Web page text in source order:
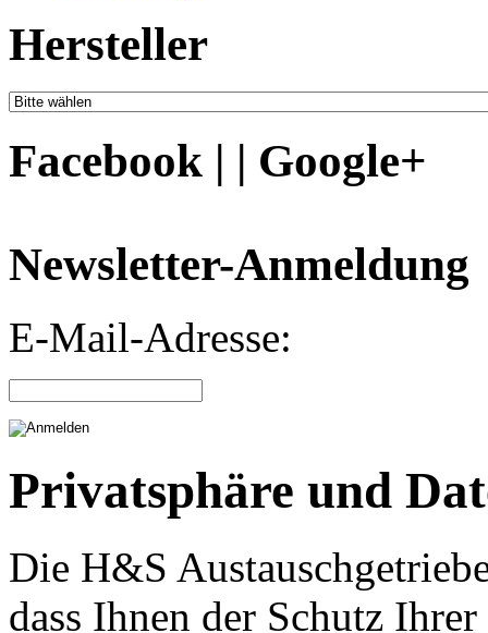
Hersteller
Facebook | | Google+
Newsletter-Anmeldung
E-Mail-Adresse:
Privatsphäre und
Die H&S
dass Ihnen der Schutz